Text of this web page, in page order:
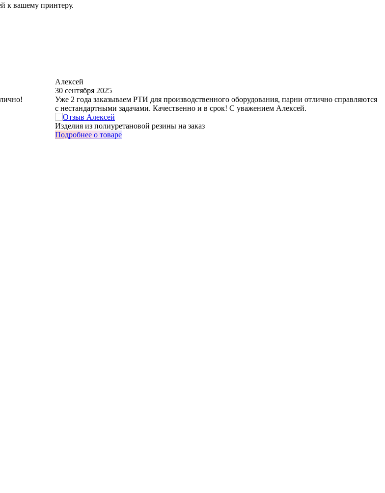
к вашему принтеру.
Алексей
30 сентября 2025
Уже 2 года заказываем РТИ для производственного оборудования, парни отлично справляются
с нестандартными задачами. Качественно и в срок! С уважением Алексей.
Изделия из полиуретановой резины на заказ
Подробнее о товаре